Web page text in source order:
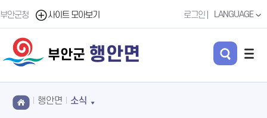
부안군청 사이트 모아보기 로그인 LANGUAGE
부안군 행안면
행안면 소식